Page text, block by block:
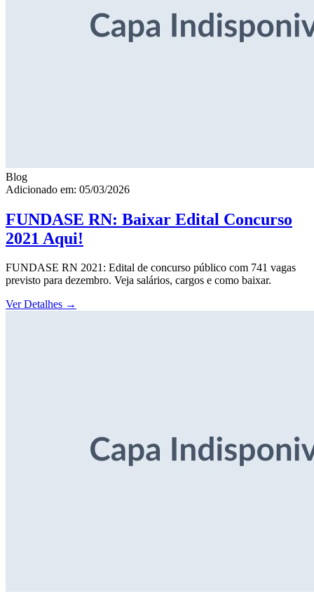
Blog
Adicionado em: 05/03/2026
FUNDASE RN: Baixar Edital Concurso
2021 Aqui!
FUNDASE RN 2021: Edital de concurso público com 741 vagas
previsto para dezembro. Veja salários, cargos e como baixar.
Ver Detalhes →